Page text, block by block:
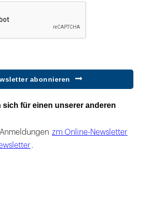
abonnieren
sich für einen unserer anderen
zm Online-Newsletter
.